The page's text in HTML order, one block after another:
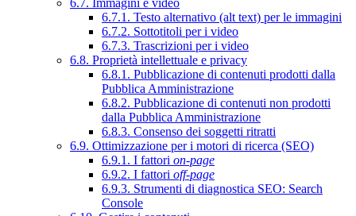
6.7. Immagini e video
6.7.1. Testo alternativo (alt text) per le immagini
6.7.2. Sottotitoli per i video
6.7.3. Trascrizioni per i video
6.8. Proprietà intellettuale e privacy
6.8.1. Pubblicazione di contenuti prodotti dalla
Pubblica Amministrazione
6.8.2. Pubblicazione di contenuti non prodotti
dalla Pubblica Amministrazione
6.8.3. Consenso dei soggetti ritratti
6.9. Ottimizzazione per i motori di ricerca (SEO)
6.9.1. I fattori on-page
6.9.2. I fattori off-page
6.9.3. Strumenti di diagnostica SEO: Search
Console